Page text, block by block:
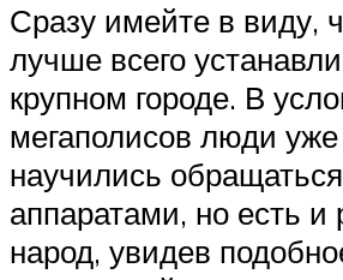
Сразу имейте в виду,
лучше всего
крупном городе. В
мегаполисов люди
научились
аппаратами, но есть и
народ, увидев